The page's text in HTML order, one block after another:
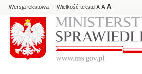
Wersja tekstowa | Wielkość tekstu A A A